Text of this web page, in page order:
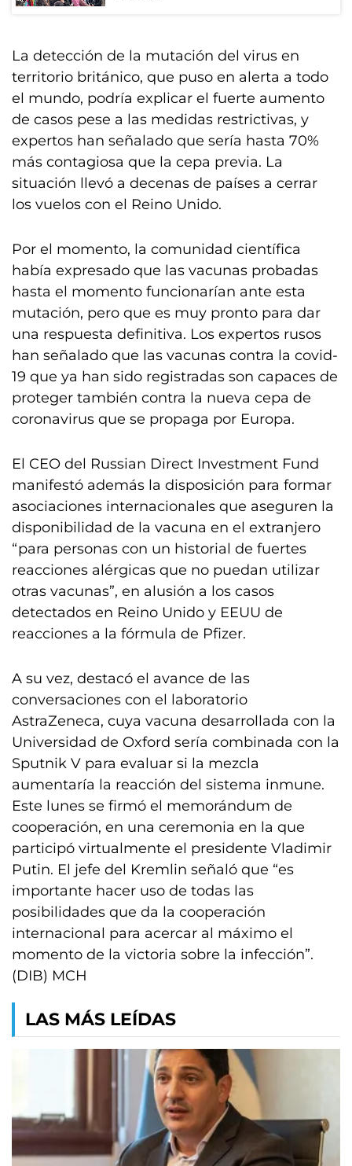
La detección de la mutación del virus en
territorio británico, que puso en alerta a todo
el mundo, podría explicar el fuerte aumento
de casos pese a las medidas restrictivas, y
expertos han señalado que sería hasta 70%
más contagiosa que la cepa previa. La
situación llevó a decenas de países a cerrar
los vuelos con el Reino Unido.
Por el momento, la comunidad científica
había expresado que las vacunas probadas
hasta el momento funcionarían ante esta
mutación, pero que es muy pronto para dar
una respuesta definitiva. Los expertos rusos
han señalado que las vacunas contra la covid-
19 que ya han sido registradas son capaces de
proteger también contra la nueva cepa de
coronavirus que se propaga por Europa.
El CEO del Russian Direct Investment Fund
manifestó además la disposición para formar
asociaciones internacionales que aseguren la
disponibilidad de la vacuna en el extranjero
“para personas con un historial de fuertes
reacciones alérgicas que no puedan utilizar
otras vacunas”, en alusión a los casos
detectados en Reino Unido y EEUU de
reacciones a la fórmula de Pfizer.
A su vez, destacó el avance de las
conversaciones con el laboratorio
AstraZeneca, cuya vacuna desarrollada con la
Universidad de Oxford sería combinada con la
Sputnik V para evaluar si la mezcla
aumentaría la reacción del sistema inmune.
Este lunes se firmó el memorándum de
cooperación, en una ceremonia en la que
participó virtualmente el presidente Vladimir
Putin. El jefe del Kremlin señaló que “es
importante hacer uso de todas las
posibilidades que da la cooperación
internacional para acercar al máximo el
momento de la victoria sobre la infección”.
(DIB) MCH
LAS MÁS LEÍDAS